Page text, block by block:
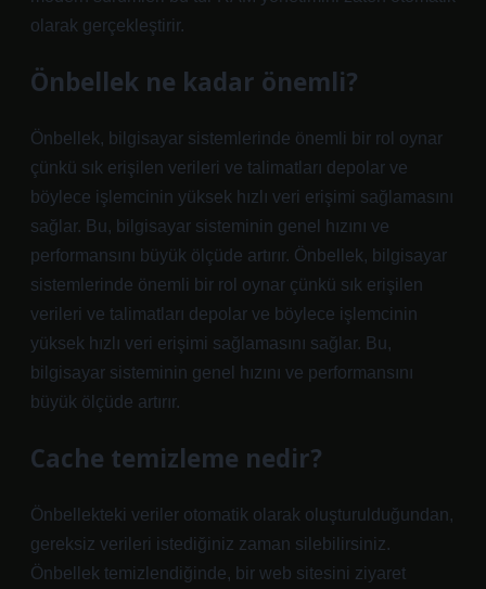
olarak gerçekleştirir.
Önbellek ne kadar önemli?
Önbellek, bilgisayar sistemlerinde önemli bir rol oynar
çünkü sık erişilen verileri ve talimatları depolar ve
böylece işlemcinin yüksek hızlı veri erişimi sağlamasını
sağlar. Bu, bilgisayar sisteminin genel hızını ve
performansını büyük ölçüde artırır. Önbellek, bilgisayar
sistemlerinde önemli bir rol oynar çünkü sık erişilen
verileri ve talimatları depolar ve böylece işlemcinin
yüksek hızlı veri erişimi sağlamasını sağlar. Bu,
bilgisayar sisteminin genel hızını ve performansını
büyük ölçüde artırır.
Cache temizleme nedir?
Önbellekteki veriler otomatik olarak oluşturulduğundan,
gereksiz verileri istediğiniz zaman silebilirsiniz.
Önbellek temizlendiğinde, bir web sitesini ziyaret